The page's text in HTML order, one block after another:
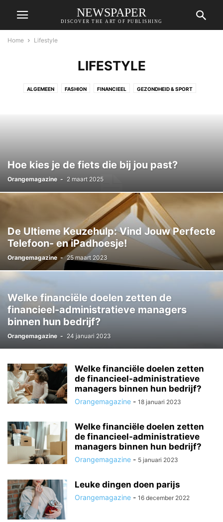
NEWSPAPER
DISCOVER THE ART OF PUBLISHING
Home Lifestyle
LIFESTYLE
ALGEMEEN FASHION FINANCIEEL GEZONDHEID & SPORT
Hoe kies je de fiets die bij jou past?
Orangemagazine - 2 maart 2025
De Ultieme Keuzehulp: Vind Jouw Perfecte
Telefoon- en iPadhoesje!
Orangemagazine - 25 maart 2023
Welke financiële doelen zetten de
financieel-administratieve managers
binnen hun bedrijf?
Orangemagazine - 24 januari 2023
Welke financiële doelen zetten
de financieel-administratieve
managers binnen hun bedrijf?
Orangemagazine - 18 januari 2023
Welke financiële doelen zetten
de financieel-administratieve
managers binnen hun bedrijf?
Orangemagazine - 5 januari 2023
Leuke dingen doen parijs
Orangemagazine - 16 december 2022